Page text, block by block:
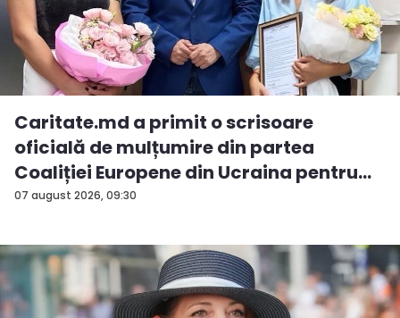
07 august 2026, 09:30
Caritate.md a primit o scrisoare
oficială de mulțumire din partea
Coaliției Europene din Ucraina pentru
sp...